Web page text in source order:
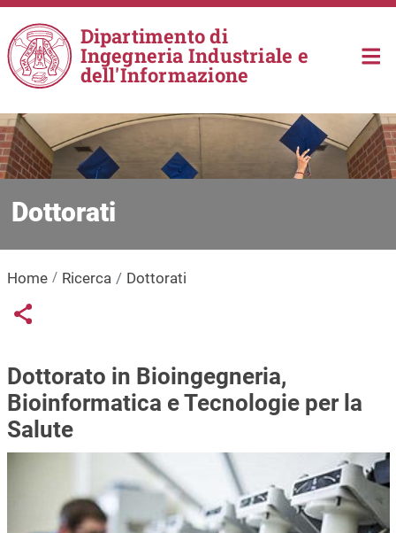
Salta al contenuto principale
Dipartimento di
Ingegneria Industriale e
dell'Informazione
Dottorati
Home Ricerca Dottorati
Links condivisione social
Share button
Dottorato in Bioingegneria,
Bioinformatica e Tecnologie per la
Salute